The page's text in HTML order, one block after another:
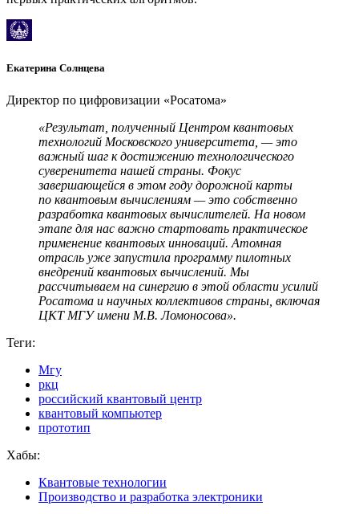
Екатерина Солнцева
Директор по цифровизации «Росатома»
«Результат, полученный Центром квантовых
технологий Московского университета, — это
важный шаг к достижению технологического
суверенитета нашей страны. Фокус
завершающейся в этом году дорожной карты
по квантовым вычислениям — это собственно
разработка квантовых вычислителей. На новом
этапе для нас важно стартовать практическое
применение квантовых инноваций. Атомная
отрасль уже запустила программу пилотных
внедрений квантовых вычислений. Мы
рассчитываем на синергию в этой области усилий
Росатома и научных коллективов страны, включая
ЦКТ МГУ имени М.В. Ломоносова».
Теги:
Мгу
ркц
российский квантовый центр
квантовый компьютер
прототип
Хабы:
Квантовые технологии
Производство и разработка электроники